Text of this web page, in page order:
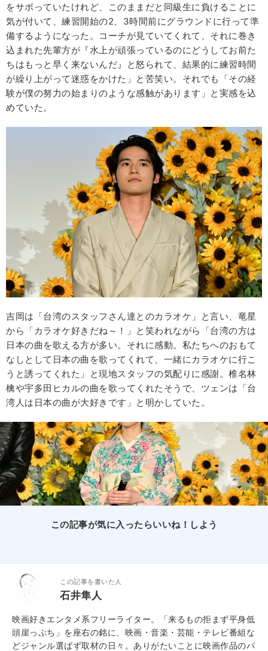
をサボっていたけれど、このままだと同級生に負けることに
気が付いて、練習開始の2、3時間前にグラウンドに行って準
備するようになった。コーチが見ていてくれて、それに巻き
込まれた先輩方が『水上が頑張っているのにどうしてお前た
ちはもっと早く来ないんだ』と怒られて、結果的に練習時間
が繰り上がって迷惑をかけた」と苦笑い。それでも「その経
験が僕の努力の始まりのような感触があります」と実感を込
めていた。
吉岡は「台湾のスタッフさん達とのカラオケ」と言い、竜星
から「カラオケ好きだね～！」と笑われながら「台湾の方は
日本の曲を歌える方が多い。それに感動。私たちへのおもて
なしとして日本の曲を歌ってくれて、一緒にカラオケに行こ
うと誘ってくれた」と現地スタッフの気配りに感謝。椎名林
檎や宇多田ヒカルの曲を歌ってくれたそうで、ツェンは「台
湾人は日本の曲が大好きです」と明かしていた。
この記事が気に入ったらいいね！しよう
この記事を書いた人
石井隼人
映画好きエンタメ系フリーライター。「来るもの拒まず平身低
頭崖っぷち」を座右の銘に、映画・音楽・芸能・テレビ番組な
どジャンル選ばず取材の日々。ありがたいことに映画作品のパ